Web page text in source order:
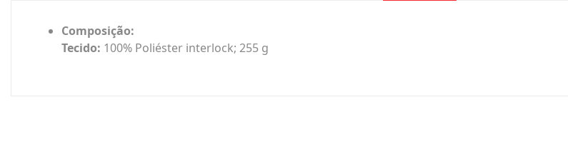
Composição:
Tecido: 100% Poliéster interlock; 255 g